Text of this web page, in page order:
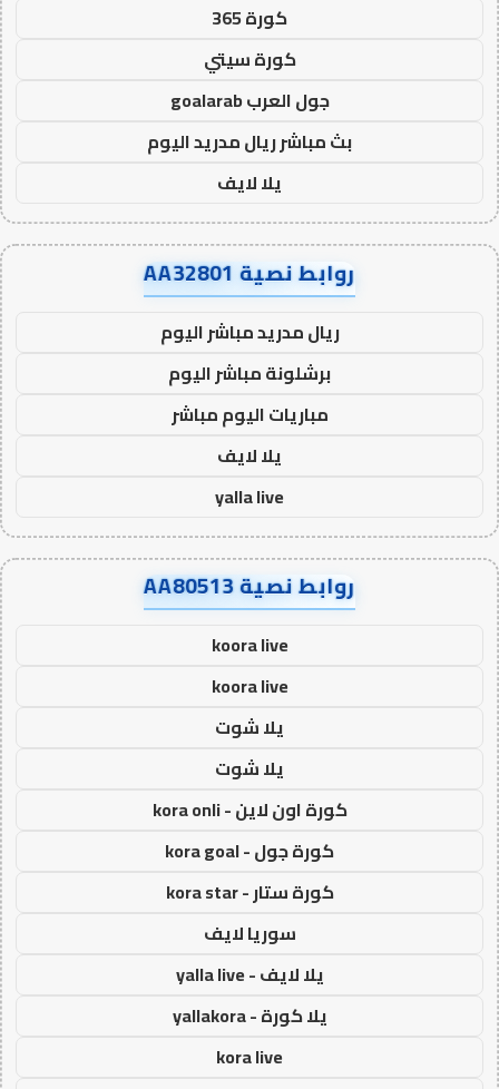
كورة 365
كورة سيتي
جول العرب goalarab
بث مباشر ريال مدريد اليوم
يلا لايف
روابط نصية AA32801
ريال مدريد مباشر اليوم
برشلونة مباشر اليوم
مباريات اليوم مباشر
يلا لايف
yalla live
روابط نصية AA80513
koora live
koora live
يلا شوت
يلا شوت
كورة اون لاين - kora onli
كورة جول - kora goal
كورة ستار - kora star
سوريا لايف
يلا لايف - yalla live
يلا كورة - yallakora
kora live